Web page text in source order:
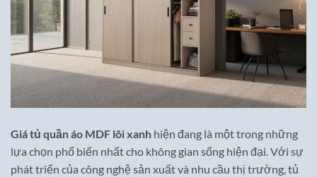
Giá tủ quần áo MDF lõi xanh hiện đang là một trong những
lựa chọn phổ biến nhất cho không gian sống hiện đại. Với sự
phát triển của công nghệ sản xuất và nhu cầu thị trường, tủ